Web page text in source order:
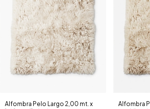
Alfombra Pelo Largo 2,00 mt. x
Alfombra